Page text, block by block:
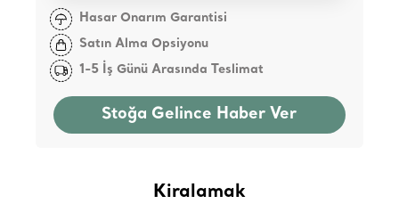
Hasar Onarım Garantisi
Satın Alma Opsiyonu
1-5 İş Günü Arasında Teslimat
Stoğa Gelince Haber Ver
Kiralamak